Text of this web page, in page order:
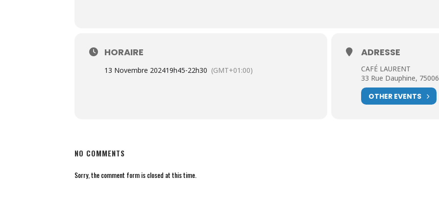
HORAIRE
13 Novembre 202419h45-22h30 (GMT+01:00)
ADRESSE
CAFÉ LAURENT
33 Rue Dauphine,
OTHER EVENTS
NO COMMENTS
Sorry, the comment form is closed at this time.